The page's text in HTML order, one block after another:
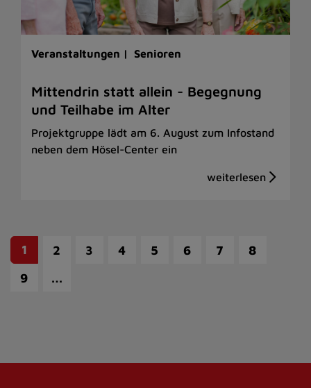
Veranstaltungen | Senioren
Mittendrin statt allein - Begegnung
und Teilhabe im Alter
Projektgruppe lädt am 6. August zum Infostand
neben dem Hösel-Center ein
1 2 3 4 5 6 7
8
9
…